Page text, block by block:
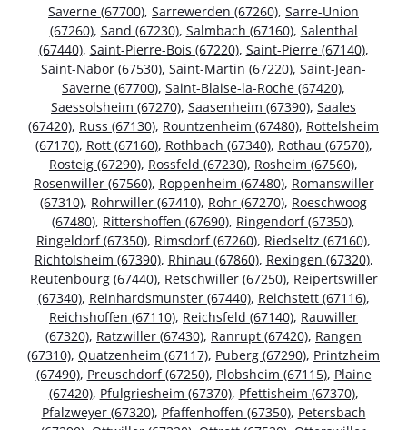
Saverne (67700), Sarrewerden (67260), Sarre-Union
(67260), Sand (67230), Salmbach (67160), Salenthal
(67440), Saint-Pierre-Bois (67220), Saint-Pierre (67140),
Saint-Nabor (67530), Saint-Martin (67220), Saint-Jean-
Saverne (67700), Saint-Blaise-la-Roche (67420),
Saessolsheim (67270), Saasenheim (67390), Saales
(67420), Russ (67130), Rountzenheim (67480), Rottelsheim
(67170), Rott (67160), Rothbach (67340), Rothau (67570),
Rosteig (67290), Rossfeld (67230), Rosheim (67560),
Rosenwiller (67560), Roppenheim (67480), Romanswiller
(67310), Rohrwiller (67410), Rohr (67270), Roeschwoog
(67480), Rittershoffen (67690), Ringendorf (67350),
Ringeldorf (67350), Rimsdorf (67260), Riedseltz (67160),
Richtolsheim (67390), Rhinau (67860), Rexingen (67320),
Reutenbourg (67440), Retschwiller (67250), Reipertswiller
(67340), Reinhardsmunster (67440), Reichstett (67116),
Reichshoffen (67110), Reichsfeld (67140), Rauwiller
(67320), Ratzwiller (67430), Ranrupt (67420), Rangen
(67310), Quatzenheim (67117), Puberg (67290), Printzheim
(67490), Preuschdorf (67250), Plobsheim (67115), Plaine
(67420), Pfulgriesheim (67370), Pfettisheim (67370),
Pfalzweyer (67320), Pfaffenhoffen (67350), Petersbach